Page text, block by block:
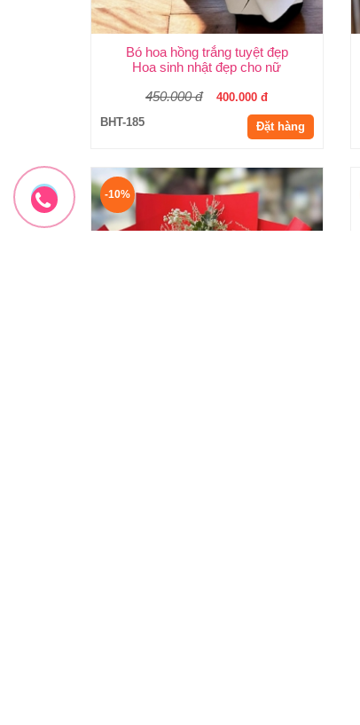
Bó hoa hồng trắng tuyệt đẹp
Hoa sinh nhật đẹp cho nữ
450.000 đ
400.000 đ
BHT-185
Đặt hàng
-10%